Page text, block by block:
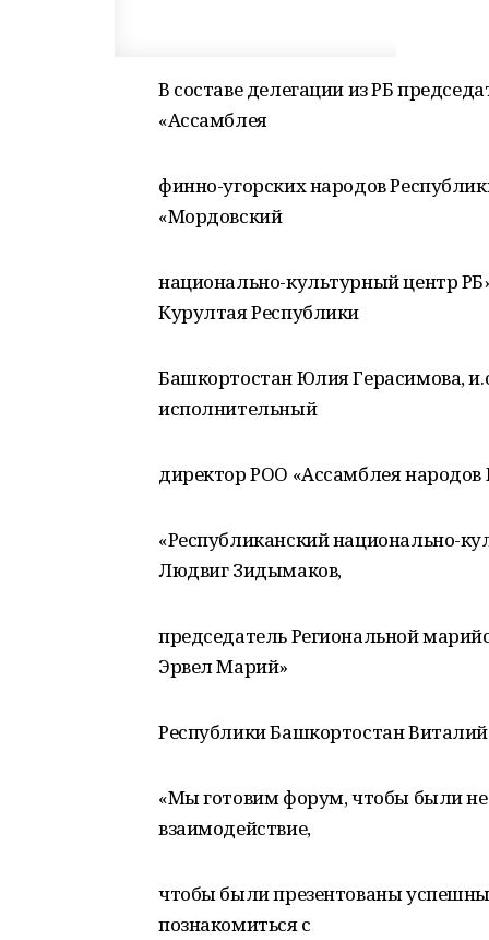
В составе делегации из РБ
«Ассамблея
финно-угорских народов
«Мордовский
национально-культурный центр
Курултая Республики
Башкортостан Юлия Герасимова,
исполнительный
директор РОО «Ассамблея
«Республиканский национально-
Людвиг Зидымаков,
председатель Региональной
Эрвел Марий»
Республики Башкортостан
«Мы готовим форум, чтобы были
взаимодействие,
чтобы были презентованы
познакомиться с